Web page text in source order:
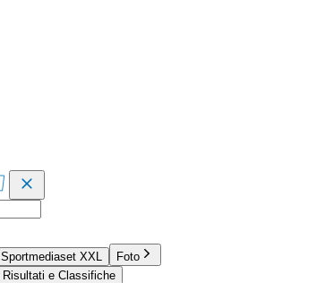
Sportmediaset XXL
Foto
Risultati e Classifiche